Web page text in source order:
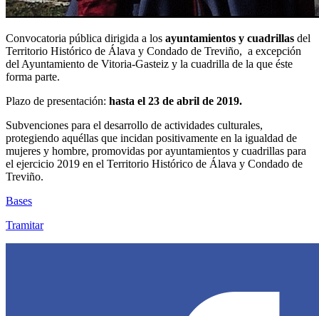
Convocatoria pública dirigida a los ayuntamientos y cuadrillas del
Territorio Histórico de Álava y Condado de Treviño, a excepción
del Ayuntamiento de Vitoria-Gasteiz y la cuadrilla de la que éste
forma parte.
Plazo de presentación: hasta el 23 de abril de 2019.
Subvenciones para el desarrollo de actividades culturales,
protegiendo aquéllas que incidan positivamente en la igualdad de
mujeres y hombre, promovidas por ayuntamientos y cuadrillas para
el ejercicio 2019 en el Territorio Histórico de Álava y Condado de
Treviño.
Bases
Tramitar